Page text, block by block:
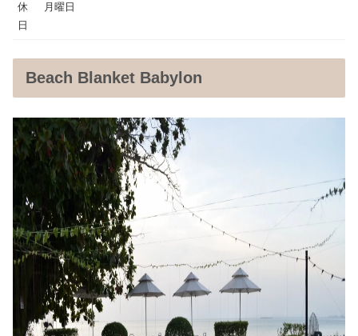
休
日
月曜日
Beach Blanket Babylon